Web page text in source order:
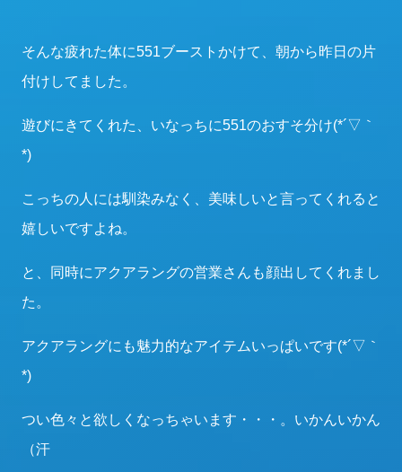
そんな疲れた体に551ブーストかけて、朝から昨日の片
付けしてました。
遊びにきてくれた、いなっちに551のおすそ分け(*´▽｀
*)
こっちの人には馴染みなく、美味しいと言ってくれると
嬉しいですよね。
と、同時にアクアラングの営業さんも顔出してくれまし
た。
アクアラングにも魅力的なアイテムいっぱいです(*´▽｀
*)
つい色々と欲しくなっちゃいます・・・。いかんいかん
（汗